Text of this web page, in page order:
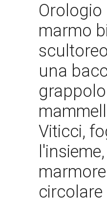
marmo
una
Viticci,